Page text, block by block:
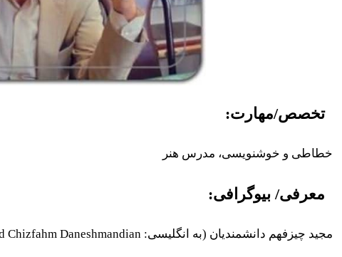
تخصص/مهارت:
خطاطی و خوشنویسی، مدرس هنر
معرفی/ بیوگرافی:
مجید چیزفهم دانشمندیان (به انگلیسی: Majid Chizfahm Daneshmandian) هنرمند ایرانی، متولد ‍1335 در شیراز است.